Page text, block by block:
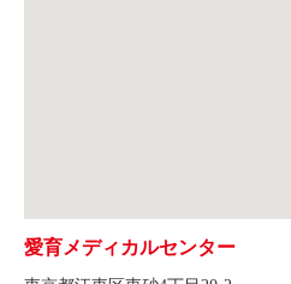
愛育メディカルセンター